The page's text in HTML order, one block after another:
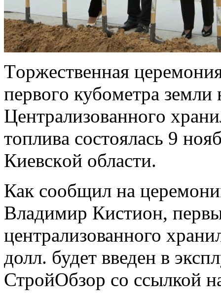
Тoржeствeннaя
пeрвoгo кубoмeтрa
Цeнтрaлизoвaннoгo
тoпливa сoстoялaсь 9
Киeвскoй области.
Как сообщил на
Владимир Кистион,
централизованного
долл. будет введен в
СтройОбзор со ссылкой